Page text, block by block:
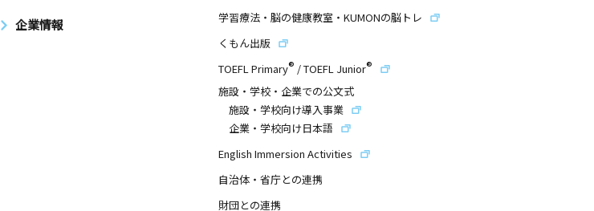
企業情報
学習療法・脳の健康教室・KUMONの脳トレ
くもん出版
TOEFL Primary® /TOEFL Junior®
施設・学校・企業での公文式
施設・学校向け導入事業
企業・学校向け日本語
English Immersion Activities
自治体・省庁との連携
財団との連携